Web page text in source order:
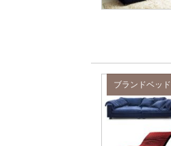
ブランドベッド